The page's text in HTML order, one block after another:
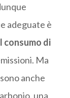
adeguate è
di
Ma
anche
una